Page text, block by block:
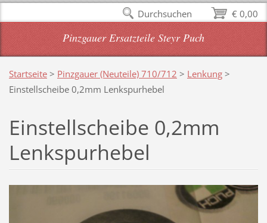
Pinzgauer Ersatzteile Steyr Puch
Startseite > Pinzgauer (Neuteile) 710/712 > Lenkung >
Einstellscheibe 0,2mm Lenkspurhebel
Einstellscheibe 0,2mm
Lenkspurhebel
€ 0,00
Durchsuchen